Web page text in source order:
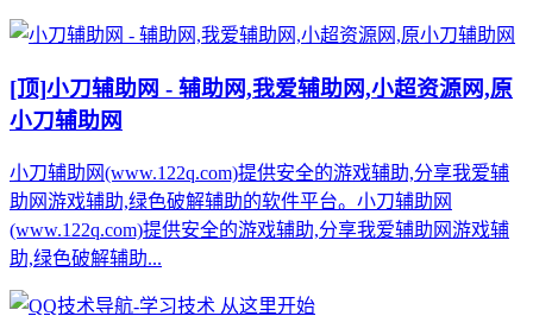
[顶]小刀辅助网 - 辅助网,我爱辅助网,小超资源网,原
小刀辅助网
小刀辅助网(www.122q.com)提供安全的游戏辅助,分享我爱辅
助网游戏辅助,绿色破解辅助的软件平台。小刀辅助网
(www.122q.com)提供安全的游戏辅助,分享我爱辅助网游戏辅
助,绿色破解辅助...